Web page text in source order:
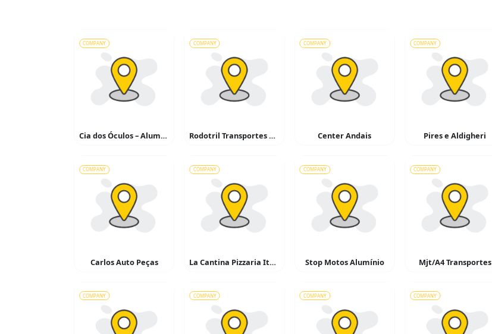
COMPANY
Cia dos Óculos – Alumínio
COMPANY
Rodotril Transportes de Cargas
COMPANY
Center Andais
COMPANY
Pires e Aldigheri
COMPANY
Carlos Auto Peças
COMPANY
La Cantina Pizzaria Italiana
COMPANY
Stop Motos Alumínio
COMPANY
Mjt/A4 Transportes
COMPANY COMPANY COMPANY COMPANY